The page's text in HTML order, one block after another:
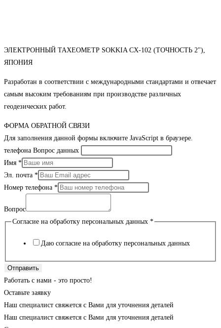
ЭЛЕКТРОННЫЙ ТАХЕОМЕТР SOKKIA CX-102 (ТОЧНОСТЬ 2"),
ЯПОНИЯ
Разработан в соответствии с международными стандартами и отвечает
самым высоким требованиям при производстве различных
геодезических работ.
ФОРМА ОБРАТНОЙ СВЯЗИ
Для заполнения данной формы включите JavaScript в браузере.
телефона Вопрос данных
Имя *
Эл. почта *
Номер телефона *
Вопрос
Согласие на обработку персональных данных *
Даю согласие на обработку персональных данных
Отправить
Работать с нами - это просто!
Оставьте заявку
Наш специалист свяжется с Вами для уточнения деталей
Наш специалист свяжется с Вами для уточнения деталей